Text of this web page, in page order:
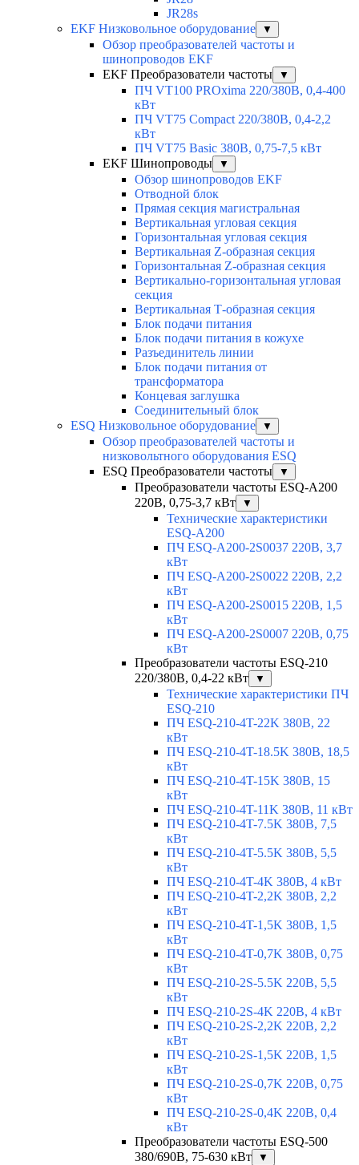
JR28s
EKF Низковольное оборудование
▼
Обзор преобразователей частоты и
шинопроводов EKF
EKF Преобразователи частоты
▼
ПЧ VT100 PROxima 220/380В, 0,4-400
кВт
ПЧ VT75 Compact 220/380В, 0,4-2,2
кВт
ПЧ VT75 Basic 380В, 0,75-7,5 кВт
EKF Шинопроводы
▼
Обзор шинопроводов EKF
Отводной блок
Прямая секция магистральная
Вертикальная угловая секция
Горизонтальная угловая секция
Вертикальная Z-образная секция
Горизонтальная Z-образная секция
Вертикально-горизонтальная угловая
секция
Вертикальная Т-образная секция
Блок подачи питания
Блок подачи питания в кожухе
Разъединитель линии
Блок подачи питания от
трансформатора
Концевая заглушка
Соединительный блок
ESQ Низковольное оборудование
▼
Обзор преобразователей частоты и
низковольтного оборудования ESQ
ESQ Преобразователи частоты
▼
Преобразователи частоты ESQ-A200
220В, 0,75-3,7 кВт
▼
Технические характеристики
ESQ-A200
ПЧ ESQ-A200-2S0037 220В, 3,7
кВт
ПЧ ESQ-A200-2S0022 220В, 2,2
кВт
ПЧ ESQ-A200-2S0015 220В, 1,5
кВт
ПЧ ESQ-A200-2S0007 220В, 0,75
кВт
Преобразователи частоты ESQ-210
220/380В, 0,4-22 кВт
▼
Технические характеристики ПЧ
ESQ-210
ПЧ ESQ-210-4T-22K 380В, 22
кВт
ПЧ ESQ-210-4T-18.5K 380В, 18,5
кВт
ПЧ ESQ-210-4T-15K 380В, 15
кВт
ПЧ ESQ-210-4T-11K 380В, 11 кВт
ПЧ ESQ-210-4T-7.5K 380В, 7,5
кВт
ПЧ ESQ-210-4T-5.5K 380В, 5,5
кВт
ПЧ ESQ-210-4T-4K 380В, 4 кВт
ПЧ ESQ-210-4T-2,2K 380В, 2,2
кВт
ПЧ ESQ-210-4T-1,5K 380В, 1,5
кВт
ПЧ ESQ-210-4T-0,7K 380В, 0,75
кВт
ПЧ ESQ-210-2S-5.5K 220В, 5,5
кВт
ПЧ ESQ-210-2S-4K 220В, 4 кВт
ПЧ ESQ-210-2S-2,2K 220В, 2,2
кВт
ПЧ ESQ-210-2S-1,5K 220В, 1,5
кВт
ПЧ ESQ-210-2S-0,7K 220В, 0,75
кВт
ПЧ ESQ-210-2S-0,4K 220В, 0,4
кВт
Преобразователи частоты ESQ-500
380/690В, 75-630 кВт
▼